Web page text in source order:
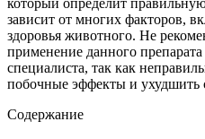
зависит от многих факторов,
здоровья животного. Не
применение данного препарата
специалиста, так как
побочные эффекты и ухудшить
Содержание